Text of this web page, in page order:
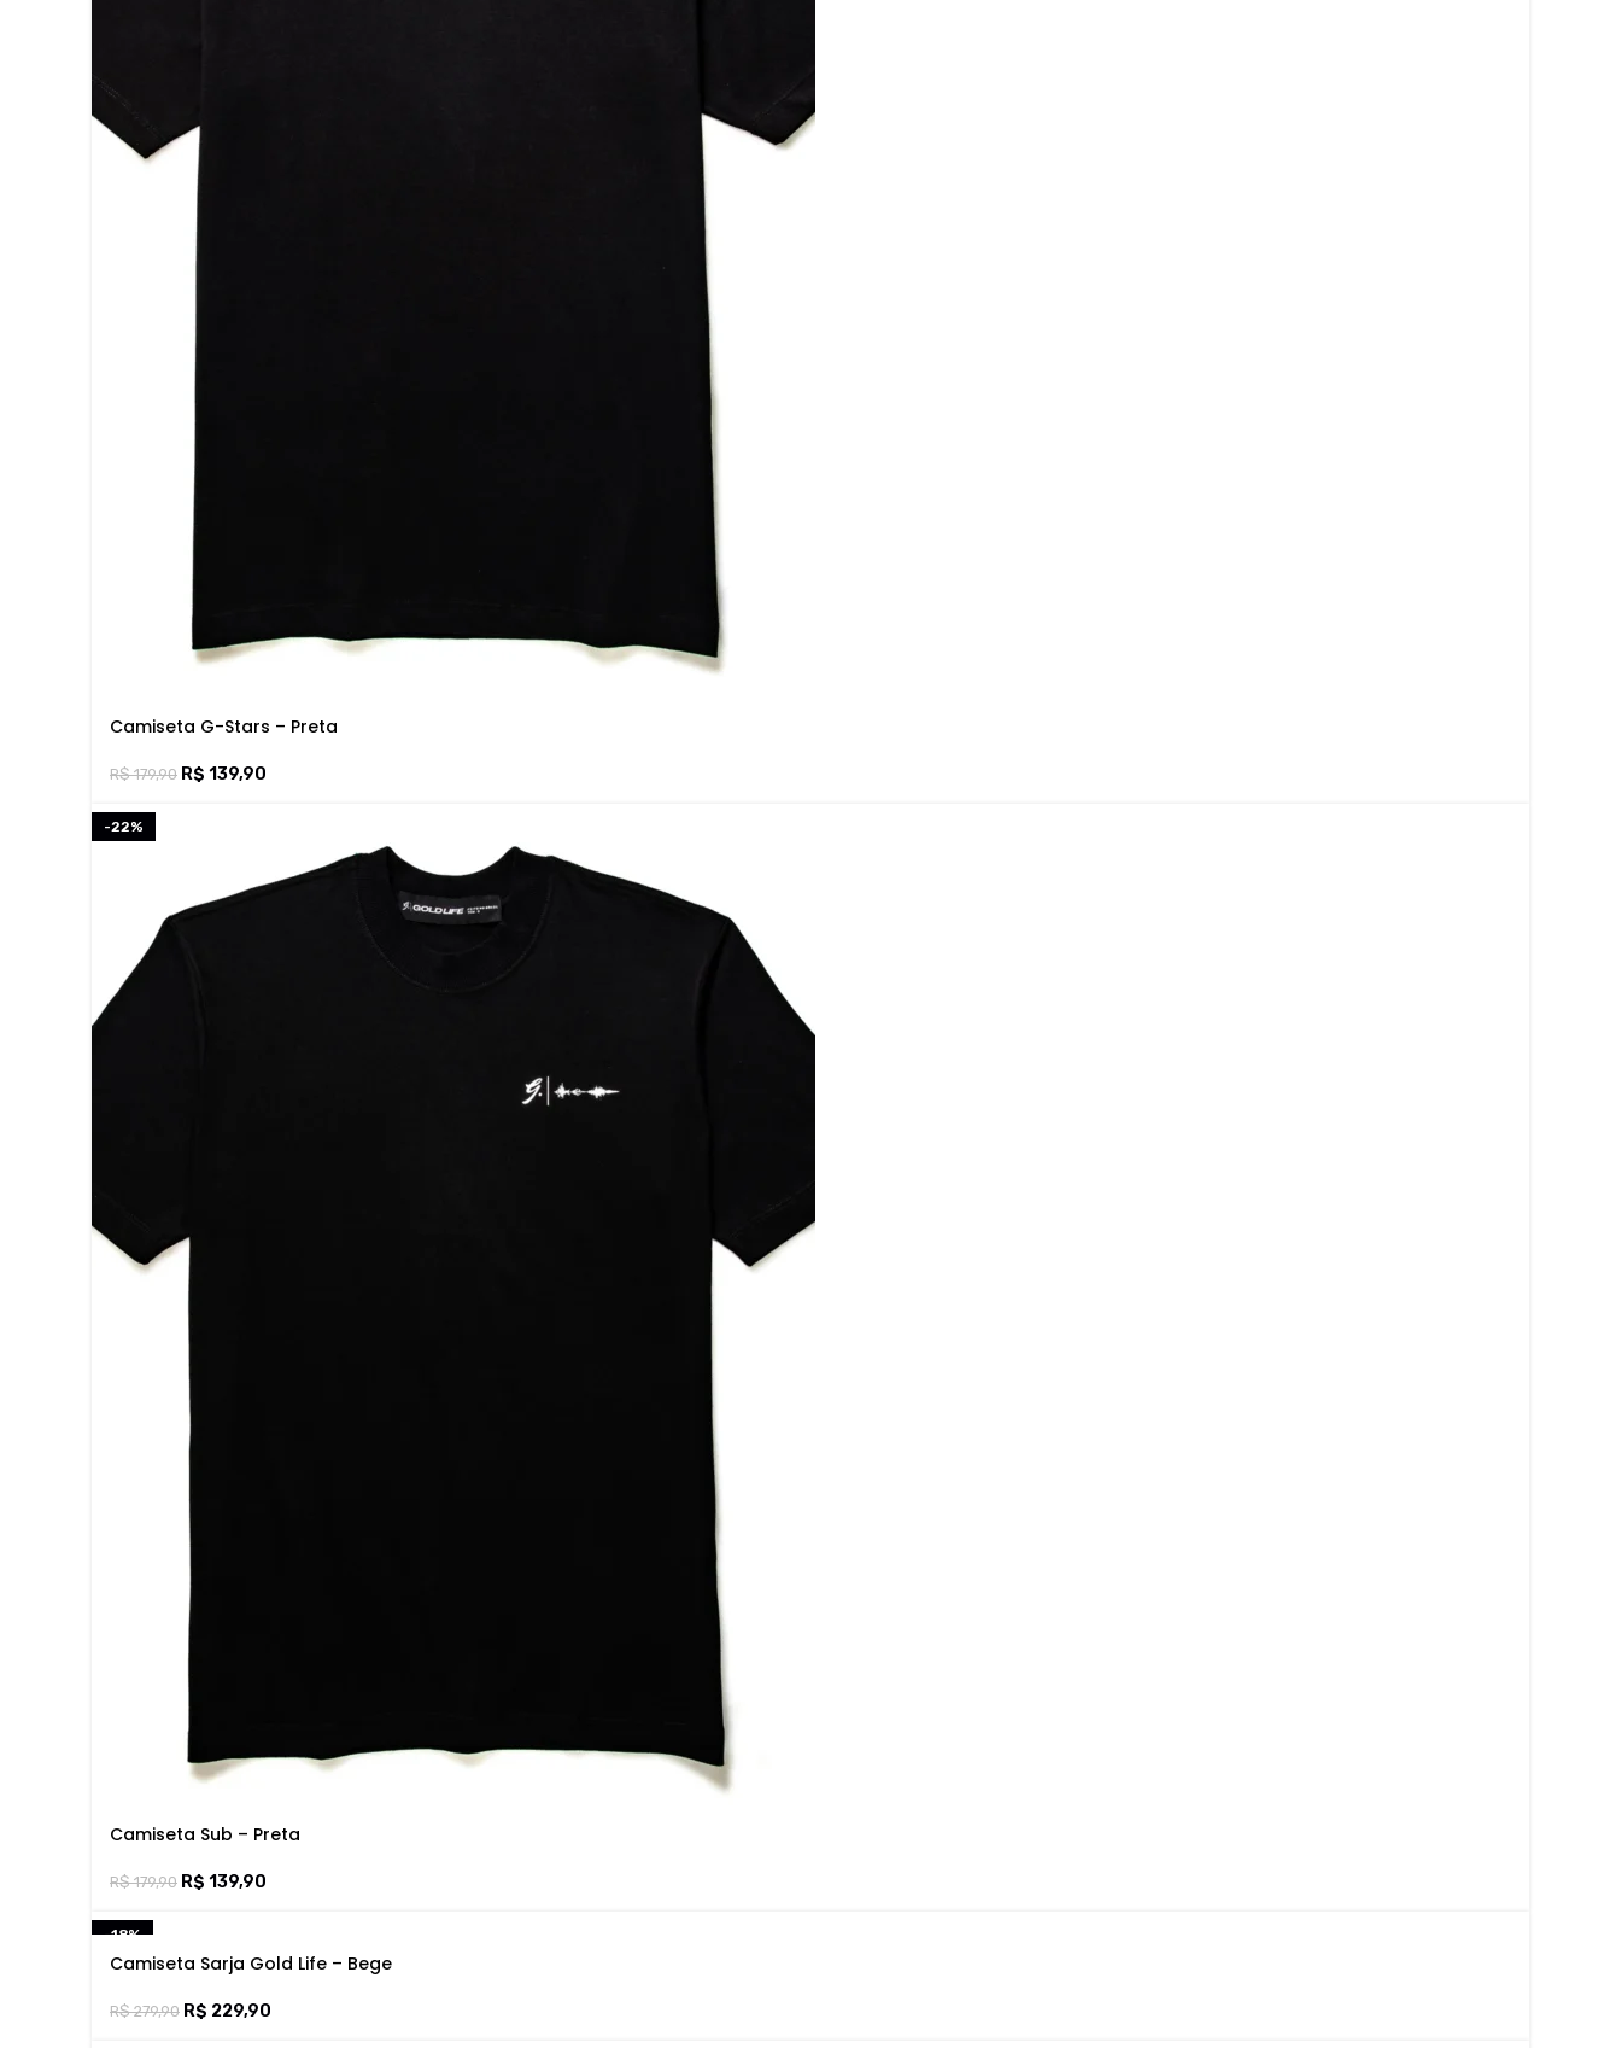
Camiseta G-Stars – Preta
R$179,90 R$ 139,90
-22%
Camiseta Sub – Preta
R$179,90 R$ 139,90
-18%
Camiseta Sarja Gold Life – Bege
R$279,90 R$ 229,90